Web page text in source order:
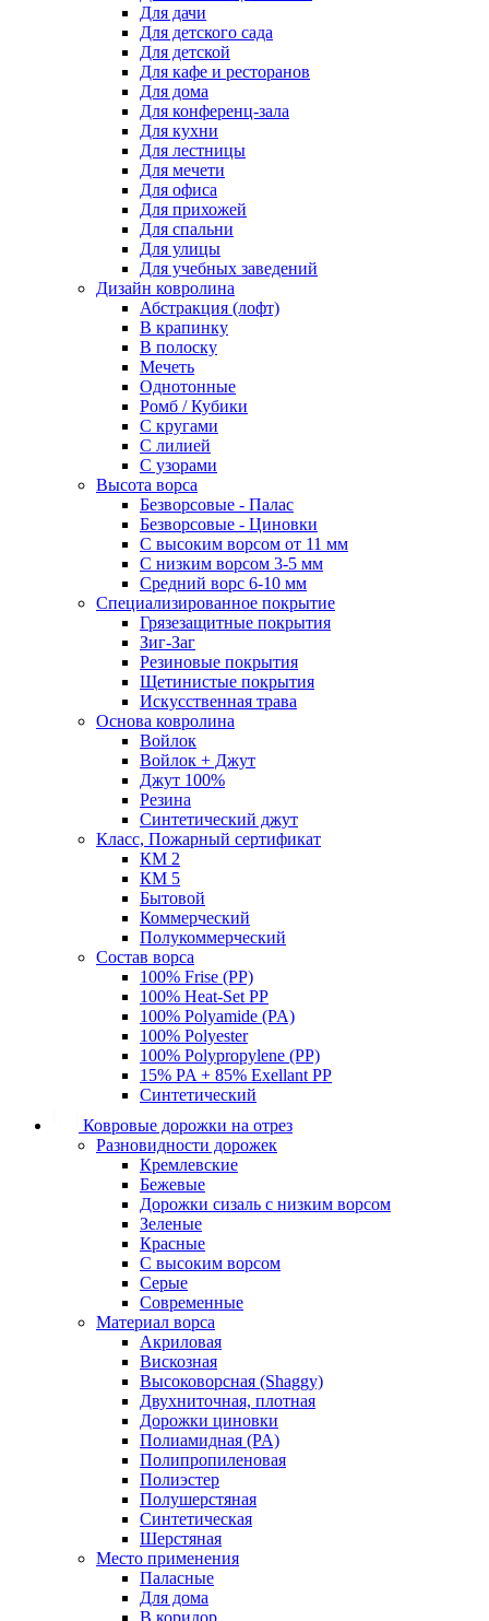
Для дачи
Для детского сада
Для детской
Для кафе и ресторанов
Для дома
Для конференц-зала
Для кухни
Для лестницы
Для мечети
Для офиса
Для прихожей
Для спальни
Для улицы
Для учебных заведений
Дизайн ковролина
Абстракция (лофт)
В крапинку
В полоску
Мечеть
Однотонные
Ромб / Кубики
С кругами
С лилией
С узорами
Высота ворса
Безворсовые - Палас
Безворсовые - Циновки
С высоким ворсом от 11 мм
С низким ворсом 3-5 мм
Средний ворс 6-10 мм
Специализированное покрытие
Грязезащитные покрытия
Зиг-Заг
Резиновые покрытия
Щетинистые покрытия
Искусственная трава
Основа ковролина
Войлок
Войлок + Джут
Джут 100%
Резина
Синтетический джут
Класс, Пожарный сертификат
КМ 2
КМ 5
Бытовой
Коммерческий
Полукоммерческий
Состав ворса
100% Frise (PP)
100% Heat-Set PP
100% Polyamide (PA)
100% Polyester
100% Polypropylene (PP)
15% PA + 85% Exellant PP
Синтетический
Ковровые дорожки на отрез
Разновидности дорожек
Кремлевские
Бежевые
Дорожки сизаль с низким ворсом
Зеленые
Красные
С высоким ворсом
Серые
Современные
Материал ворса
Акриловая
Вискозная
Высоковорсная (Shaggy)
Двухниточная, плотная
Дорожки циновки
Полиамидная (PA)
Полипропиленовая
Полиэстер
Полушерстяная
Синтетическая
Шерстяная
Место применения
Паласные
Для дома
В коридор